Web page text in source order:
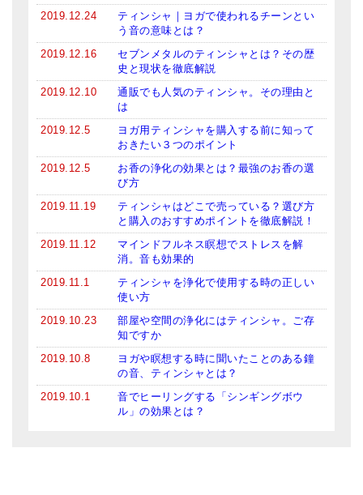
2019.12.24
ティンシャ｜ヨガで使われるチーンとい
う音の意味とは？
2019.12.16
セブンメタルのティンシャとは？その歴
史と現状を徹底解説
2019.12.10
通販でも人気のティンシャ。その理由と
は
2019.12.5
ヨガ用ティンシャを購入する前に知って
おきたい３つのポイント
2019.12.5
お香の浄化の効果とは？最強のお香の選
び方
2019.11.19
ティンシャはどこで売っている？選び方
と購入のおすすめポイントを徹底解説！
2019.11.12
マインドフルネス瞑想でストレスを解
消。音も効果的
2019.11.1
ティンシャを浄化で使用する時の正しい
使い方
2019.10.23
部屋や空間の浄化にはティンシャ。ご存
知ですか
2019.10.8
ヨガや瞑想する時に聞いたことのある鐘
の音、ティンシャとは？
2019.10.1
音でヒーリングする「シンギングボウ
ル」の効果とは？